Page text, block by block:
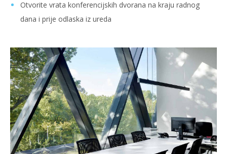
Otvorite vrata konferencijskih dvorana na kraju radnog
dana i prije odlaska iz ureda